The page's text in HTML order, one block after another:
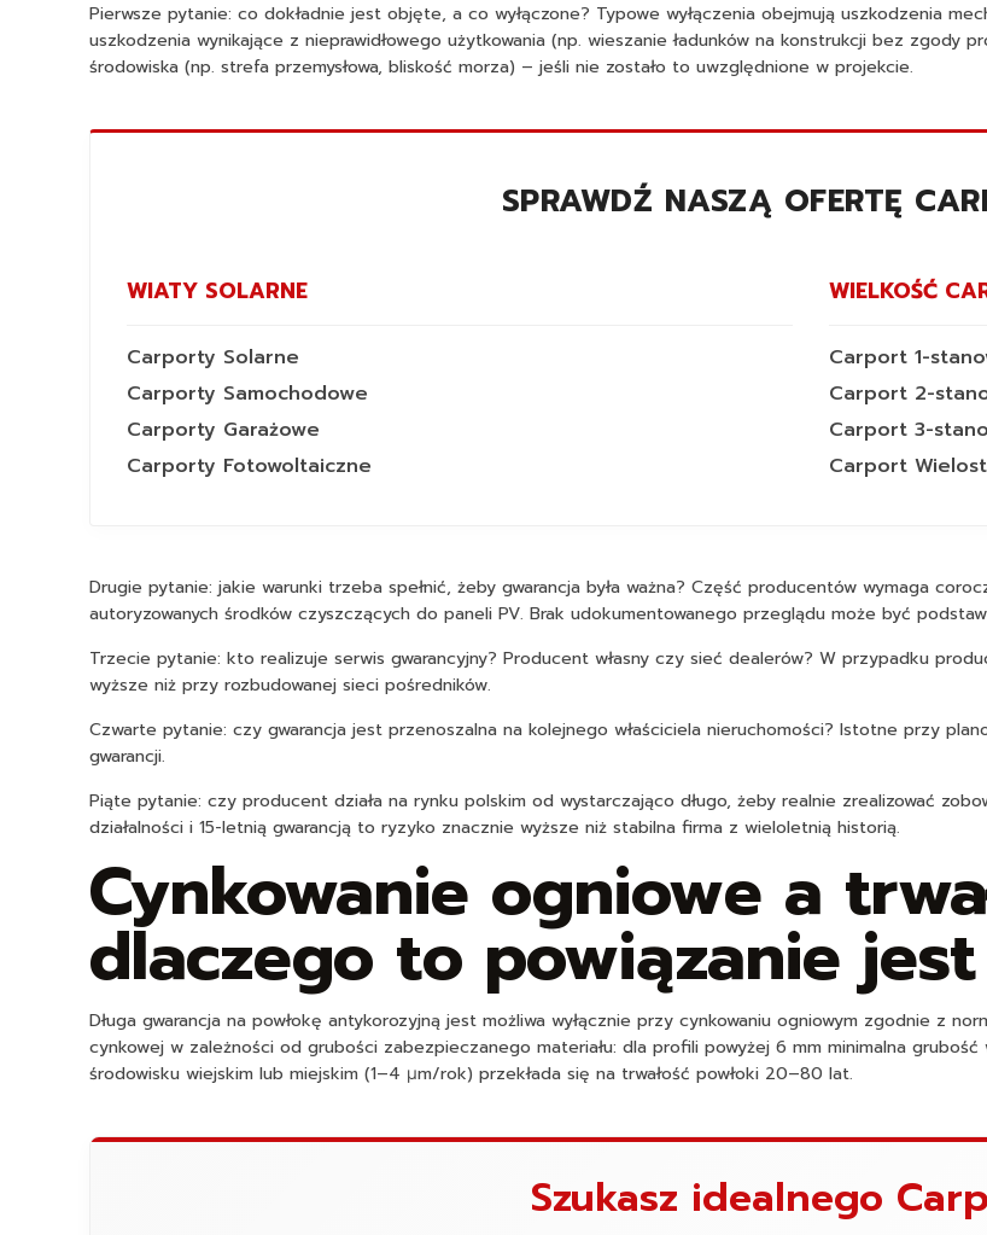
Pierwsze pytanie: co dokładnie jest objęte, a co wyłączone? Typowe wyłączenia obejmują uszkodzenia
uszkodzenia wynikające z nieprawidłowego użytkowania (np. wieszanie ładunków na konstrukcji bez
środowiska (np. strefa przemysłowa, bliskość morza) – jeśli nie zostało to uwzględnione w projekcie.
SPRAWDŹ NASZĄ OFERTĘ
WIATY SOLARNE
Carporty Solarne
Carporty Samochodowe
Carporty Garażowe
Carporty Fotowoltaiczne
WIELKOŚĆ
Carport 1-
Carport 2-
Carport 3-
Carport
Drugie pytanie: jakie warunki trzeba spełnić, żeby gwarancja była ważna? Część producentów wymaga
autoryzowanych środków czyszczących do paneli PV. Brak udokumentowanego przeglądu może być
Trzecie pytanie: kto realizuje serwis gwarancyjny? Producent własny czy sieć dealerów? W przypadku
wyższe niż przy rozbudowanej sieci pośredników.
Czwarte pytanie: czy gwarancja jest przenoszalna na kolejnego właściciela nieruchomości? Istotne przy
gwarancji.
Piąte pytanie: czy producent działa na rynku polskim od wystarczająco długo, żeby realnie zrealizować
działalności i 15-letnią gwarancją to ryzyko znacznie wyższe niż stabilna firma z wieloletnią historią.
Cynkowanie ogniowe a
dlaczego to powiązanie
Długa gwarancja na powłokę antykorozyjną jest możliwa wyłącznie przy cynkowaniu ogniowym zgodnie z
cynkowej w zależności od grubości zabezpieczanego materiału: dla profili powyżej 6 mm minimalna
środowisku wiejskim lub miejskim (1–4 µm/rok) przekłada się na trwałość powłoki 20–80 lat.
Szukasz idealnego